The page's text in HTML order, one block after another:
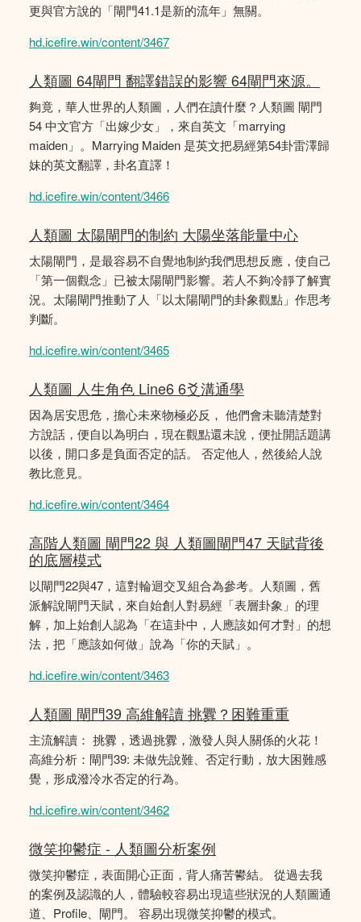
更與官方說的「閘門41.1是新的流年」無關。
hd.icefire.win/content/3467
人類圖 64閘門 翻譯錯誤的影響 64閘門來源。
夠竟，華人世界的人類圖，人們在讀什麼？人類圖 閘門
54 中文官方「出嫁少女」，來自英文「marrying
maiden」。Marrying Maiden 是英文把易經第54卦雷澤歸
妹的英文翻譯，卦名直譯！
hd.icefire.win/content/3466
人類圖 太陽閘門的制約 大陽坐落能量中心
太陽閘門，是最容易不自覺地制約我們思想反應，使自己
「第一個觀念」已被太陽閘門影響。若人不夠冷靜了解實
況。太陽閘門推動了人「以太陽閘門的卦象觀點」作思考
判斷。
hd.icefire.win/content/3465
人類圖 人生角色 Line6 6爻溝通學
因為居安思危，擔心未來物極必反， 他們會未聽清楚對
方說話，便自以為明白，現在觀點還未說，便扯開話題講
以後，開口多是負面否定的話。 否定他人，然後給人說
教比意見。
hd.icefire.win/content/3464
高階人類圖 閘門22 與 人類圖閘門47 天賦背後
的底層模式
以閘門22與47，這對輪迴交叉組合為參考。人類圖，舊
派解說閘門天賦，來自始創人對易經「表層卦象」的理
解，加上始創人認為「在這卦中，人應該如何才對」的想
法，把「應該如何做」說為「你的天賦」。
hd.icefire.win/content/3463
人類圖 閘門39 高維解讀 挑釁？困難重重
主流解讀： 挑釁，透過挑釁，激發人與人關係的火花！
高維分析：閘門39: 未做先說難、否定行動，放大困難感
覺，形成潑冷水否定的行為。
hd.icefire.win/content/3462
微笑抑鬱症 - 人類圖分析案例
微笑抑鬱症，表面開心正面，背人痛苦鬰結。 從過去我
的案例及認識的人，體驗較容易出現這些狀況的人類圖通
道、Profile、閘門。 容易出現微笑抑鬱的模式。